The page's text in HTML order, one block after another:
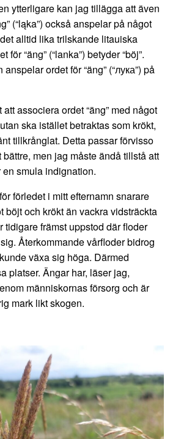
ytterligare kan jag tillägga att även
(“ląka”) också anspelar på något
alltid lika trilskande litauiska
“äng” (“lanka”) betyder “böj”.
ordet för “äng” (“лука”) på
associera ordet “äng” med något
ska istället betraktas som krökt,
tillkrånglat. Detta passar förvisso
men jag måste ändå tillstå att
smula indignation.
förledet i mitt efternamn snarare
böjt och krökt än vackra vidsträckta
tidigare främst uppstod där floder
Återkommande vårfloder bidrog
växa sig höga. Därmed
platser. Ängar har, läser jag,
människornas försorg och är
mark likt skogen.